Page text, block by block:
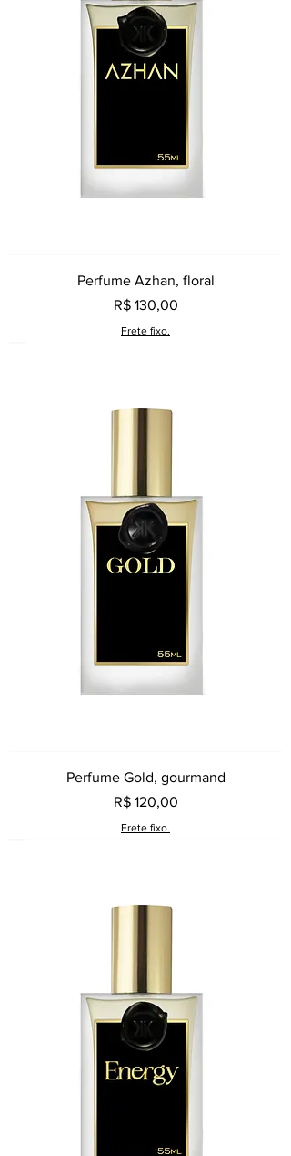
Perfume Azhan, floral
Preço
R$ 130,00
Frete fixo.
Perfume Gold, gourmand
Preço
R$ 120,00
Frete fixo.